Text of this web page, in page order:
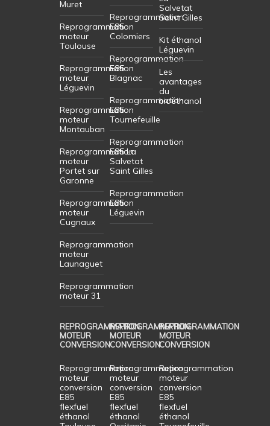
Muret
Reprogrammation
moteur
Toulouse
Reprogrammation
moteur
Léguevin
Reprogrammation
moteur
Montauban
Reprogrammation
moteur
Portet sur
Garonne
Reprogrammation
moteur
Cugnaux
Reprogrammation
moteur
Launaguet
Reprogrammation
moteur 31
Reprogrammation
E85
Colomiers
Reprogrammation
E85
Blagnac
Reprogrammation
E85
Tournefeuille
Reprogrammation
E85 La
Salvetat
Saint Gilles
Reprogrammation
E85
Léguevin
Salvetat
Saint Gilles
Kit éthanol
Léguevin
Les
avantages
du
bioéthanol
REPROGRAMMATION
MOTEUR
CONVERSION
Reprogrammation
moteur
conversion
E85
flexfuel
éthanol
REPROGRAMMATION
MOTEUR
CONVERSION
Reprogrammation
moteur
conversion
E85
flexfuel
éthanol
REPROGRAMMATION
MOTEUR
CONVERSION
Reprogrammation
moteur
conversion
E85
flexfuel
éthanol